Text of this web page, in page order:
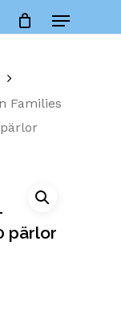
Menu
Close
Families
pärlor